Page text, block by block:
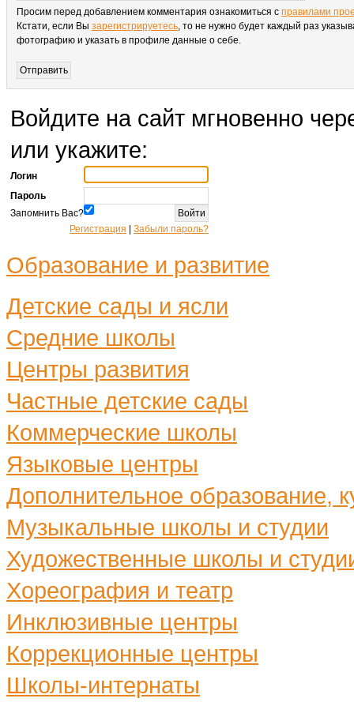
Просим перед добавлением комментария ознакомиться с правилами
Кстати, если Вы зарегистрируетесь, то не нужно будет каждый раз
фотографию и указать в профиле данные о себе.
Войдите на сайт мгновенно
или укажите:
Логин
Пароль
Запомнить Вас?
Регистрация
Забыли пароль?
Образование и развитие
Детские сады и ясли
Средние школы
Центры развития
Частные детские сады
Коммерческие школы
Языковые центры
Дополнительное образование,
Музыкальные школы и студии
Художественные школы и
Хореография и театр
Инклюзивные центры
Коррекционные центры
Школы-интернаты